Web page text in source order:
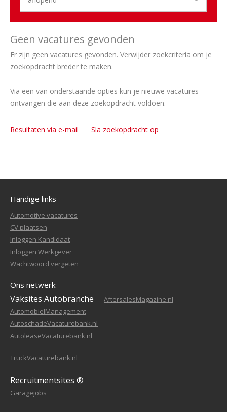
Geen vacatures gevonden
Er zijn geen vacatures gevonden. Verwijder zoekcriteria om je
zoekopdracht breder te maken.
Via een van onderstaande opties kun je nieuwe vacatures
ontvangen die aan deze zoekopdracht voldoen.
Resultaten via e-mail Sla zoekopdracht op
Handige links
Automotive vacatures
CV plaatsen
Inloggen Kandidaat
Inloggen Werkgever
Wachtwoord vergeten
Ons netwerk:
Vaksites Autobranche
AftersalesMagazine.nl
AutomobielManagement
AutoschadeVacaturebank.nl
AutoleaseVacaturebank.nl
TruckVacaturebank.nl
Recruitmentsites ®
Garagejobs